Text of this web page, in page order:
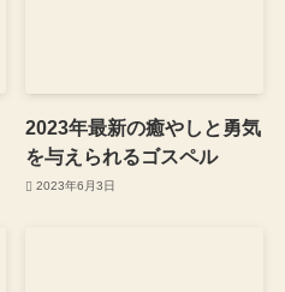
2023年最新の癒やしと勇気
を与えられるゴスペル
2023年6月3日